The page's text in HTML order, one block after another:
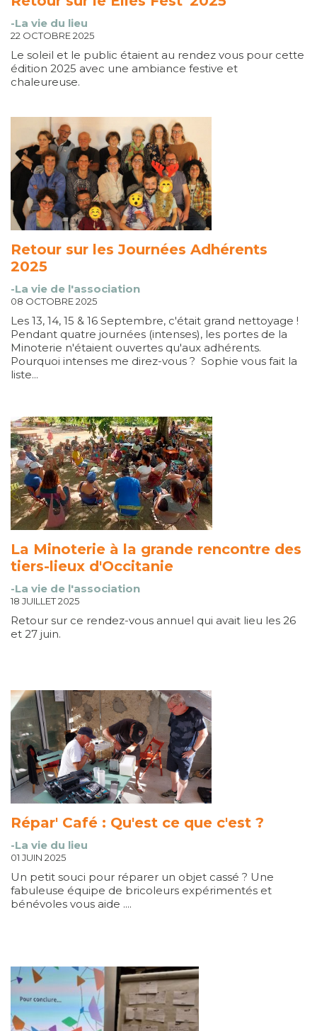
-La vie du lieu
22 OCTOBRE 2025
Le soleil et le public étaient au rendez vous pour cette
édition 2025 avec une ambiance festive et
chaleureuse.
Retour sur les Journées Adhérents
2025
-La vie de l'association
08 OCTOBRE 2025
Les 13, 14, 15 & 16 Septembre, c'était grand nettoyage !
Pendant quatre journées (intenses), les portes de la
Minoterie n'étaient ouvertes qu'aux adhérents.
Pourquoi intenses me direz-vous ? Sophie vous fait la
liste...
La Minoterie à la grande rencontre des
tiers-lieux d'Occitanie
-La vie de l'association
18 JUILLET 2025
Retour sur ce rendez-vous annuel qui avait lieu les 26
et 27 juin.
Répar' Café : Qu'est ce que c'est ?
-La vie du lieu
01 JUIN 2025
Un petit souci pour réparer un objet cassé ? Une
fabuleuse équipe de bricoleurs expérimentés et
bénévoles vous aide ....